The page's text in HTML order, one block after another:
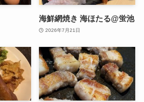
海鮮網焼き 海ほたる@蛍池
2026年7月21日